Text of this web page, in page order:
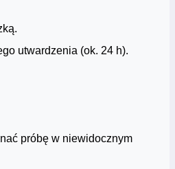
utwardzenia (ok. 24 h).
próbę w niewidocznym